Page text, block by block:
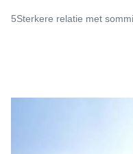
5Sterkere relatie met